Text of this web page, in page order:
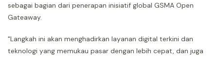
sebagai bagian dari penerapan inisiatif global GSMA Open
Gateaway.
"Langkah ini akan menghadirkan layanan digital terkini dan
teknologi yang memukau pasar dengan lebih cepat, dan juga